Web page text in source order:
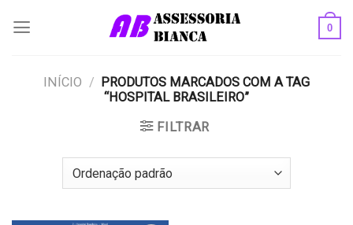
0
INÍCIO / PRODUTOS MARCADOS COM A TAG
“HOSPITAL BRASILEIRO”
FILTRAR